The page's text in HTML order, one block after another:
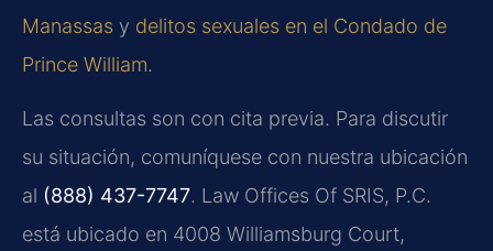
Manassas y delitos sexuales en el Condado de
Prince William.
Las consultas son con cita previa. Para discutir
su situación, comuníquese con nuestra ubicación
al (888) 437-7747. Law Offices Of SRIS, P.C.
está ubicado en 4008 Williamsburg Court,